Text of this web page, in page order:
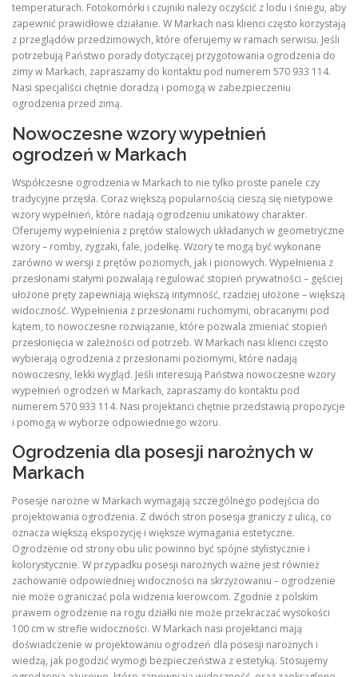
temperaturach. Fotokomórki i czujniki należy oczyścić z lodu i śniegu, aby
zapewnić prawidłowe działanie. W Markach nasi klienci często korzystają
z przeglądów przedzimowych, które oferujemy w ramach serwisu. Jeśli
potrzebują Państwo porady dotyczącej przygotowania ogrodzenia do
zimy w Markach, zapraszamy do kontaktu pod numerem 570 933 114.
Nasi specjaliści chętnie doradzą i pomogą w zabezpieczeniu
ogrodzenia przed zimą.
Nowoczesne wzory wypełnień
ogrodzeń w Markach
Współczesne ogrodzenia w Markach to nie tylko proste panele czy
tradycyjne przęsła. Coraz większą popularnością cieszą się nietypowe
wzory wypełnień, które nadają ogrodzeniu unikatowy charakter.
Oferujemy wypełnienia z prętów stalowych układanych w geometryczne
wzory – romby, zygzaki, fale, jodełkę. Wzory te mogą być wykonane
zarówno w wersji z prętów poziomych, jak i pionowych. Wypełnienia z
przesłonami stałymi pozwalają regulować stopień prywatności – gęściej
ułożone pręty zapewniają większą intymność, rzadziej ułożone – większą
widoczność. Wypełnienia z przesłonami ruchomymi, obracanymi pod
kątem, to nowoczesne rozwiązanie, które pozwala zmieniać stopień
przesłonięcia w zależności od potrzeb. W Markach nasi klienci często
wybierają ogrodzenia z przesłonami poziomymi, które nadają
nowoczesny, lekki wygląd. Jeśli interesują Państwa nowoczesne wzory
wypełnień ogrodzeń w Markach, zapraszamy do kontaktu pod
numerem 570 933 114. Nasi projektanci chętnie przedstawią propozycje
i pomogą w wyborze odpowiedniego wzoru.
Ogrodzenia dla posesji narożnych w
Markach
Posesje narożne w Markach wymagają szczególnego podejścia do
projektowania ogrodzenia. Z dwóch stron posesja graniczy z ulicą, co
oznacza większą ekspozycję i większe wymagania estetyczne.
Ogrodzenie od strony obu ulic powinno być spójne stylistycznie i
kolorystycznie. W przypadku posesji narożnych ważne jest również
zachowanie odpowiedniej widoczności na skrzyżowaniu – ogrodzenie
nie może ograniczać pola widzenia kierowcom. Zgodnie z polskim
prawem ogrodzenie na rogu działki nie może przekraczać wysokości
100 cm w strefie widoczności. W Markach nasi projektanci mają
doświadczenie w projektowaniu ogrodzeń dla posesji narożnych i
wiedzą, jak pogodzić wymogi bezpieczeństwa z estetyką. Stosujemy